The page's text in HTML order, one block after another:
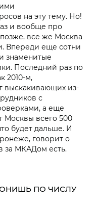
на эту тему. Но!
и вообще про
все же Москва
Впереди еще сотни
знаменитые
Последний раз по
2010-м,
выскакивающих из-
с
а еще
Москвы всего 500
будет дальше. И
говорит о
за МКАДом есть.
ПО ЧИСЛУ